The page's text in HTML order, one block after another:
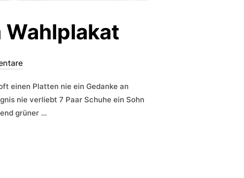
einen Platten nie ein Gedanke an
nie verliebt 7 Paar Schuhe ein Sohn
grüner …
AUF EINEM WAHLPLAKAT“